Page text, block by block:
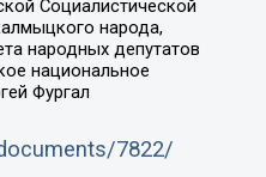
Социалистической
народа,
народных депутатов
национальное
Фургал
7822/